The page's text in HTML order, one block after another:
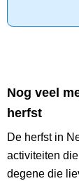
Nog veel
herfst
De herfst in
activiteiten
degene die